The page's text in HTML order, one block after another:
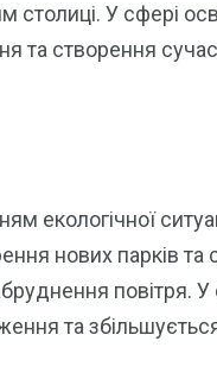
У сфері
та створення
екологічної
нових парків та
повітря.
та збільшується